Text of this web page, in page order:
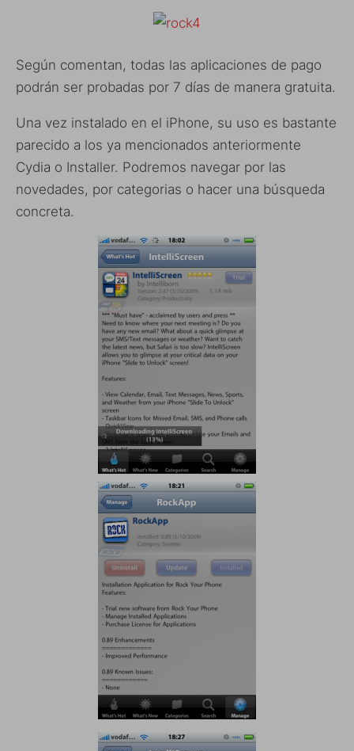
Según comentan, todas las aplicaciones de pago
podrán ser probadas por 7 días de manera gratuita.
Una vez instalado en el iPhone, su uso es bastante
parecido a los ya mencionados anteriormente
Cydia o Installer. Podremos navegar por las
novedades, por categorias o hacer una búsqueda
concreta.